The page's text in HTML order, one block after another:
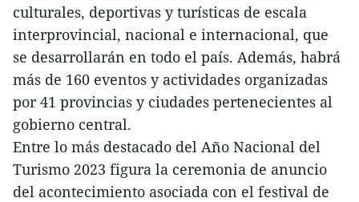
culturales, deportivas y turísticas de escala
interprovincial, nacional e internacional, que
se desarrollarán en todo el país. Además, habrá
más de 160 eventos y actividades organizadas
por 41 provincias y ciudades pertenecientes al
gobierno central.
Entre lo más destacado del Año Nacional del
Turismo 2023 figura la ceremonia de anuncio
del acontecimiento asociada con el festival de